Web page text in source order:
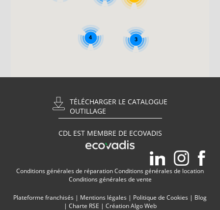
3
4
TÉLÉCHARGER LE CATALOGUE
OUTILLAGE
CDL EST MEMBRE DE ECOVADIS
Conditions générales de réparationConditions générales de location
Conditions générales de vente
Plateforme franchisés | Mentions légales | Politique de Cookies | Blog
| Charte RSE | Création Algo Web